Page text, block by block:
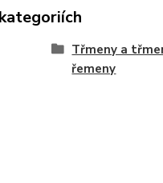
Třmeny a
řemeny